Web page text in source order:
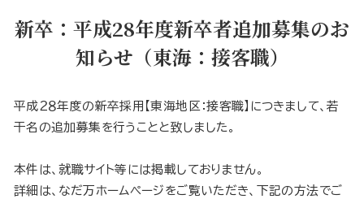
新卒：平成28年度新卒者追加募集のお
知らせ（東海：接客職）
平成２８年度の新卒採用【東海地区：接客職】につきまして、若
干名の追加募集を行うことと致しました。
本件は、就職サイト等には掲載しておりません。
詳細は、なだ万ホームページをご覧いただき、下記の方法でご